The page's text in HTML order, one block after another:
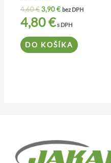
4,60€3,90€ bez DPH
4,80€s DPH
DO KOŠÍKA